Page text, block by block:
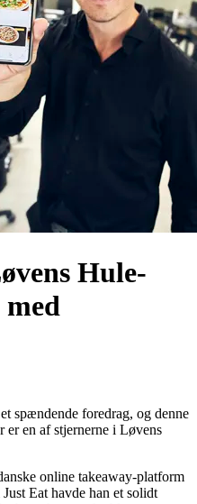
Hule-
spændende foredrag, og denne
er en af stjernerne i Løvens
online takeaway-platform
Eat havde han et solidt